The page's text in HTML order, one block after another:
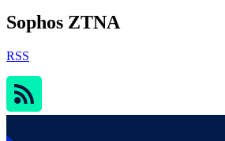
Sophos ZTNA
RSS